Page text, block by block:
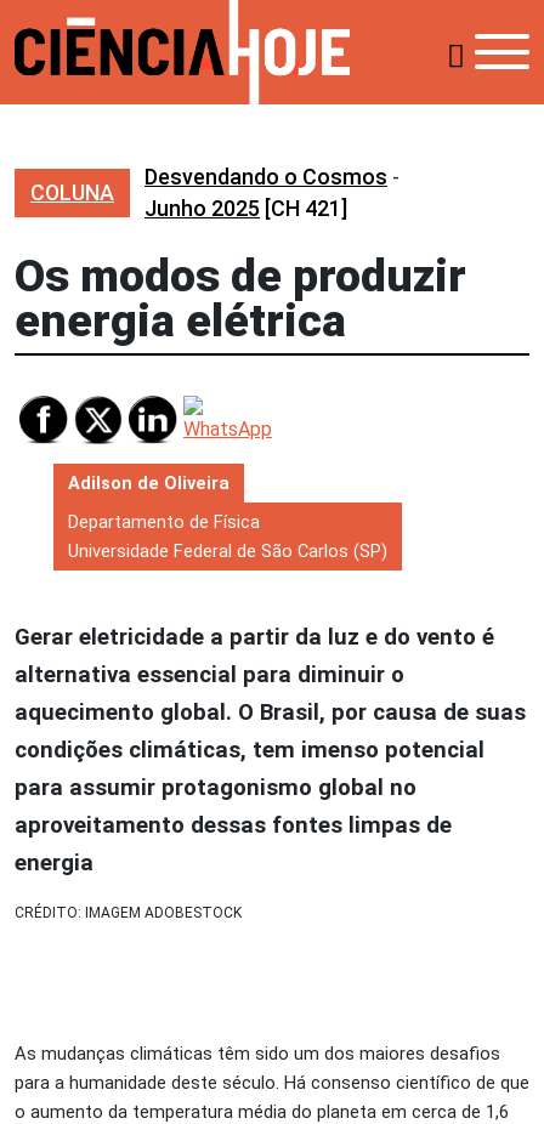
COLUNA
Desvendando o Cosmos -
Junho 2025 [CH 421]
Os modos de produzir
energia elétrica
Adilson de Oliveira
Departamento de Física
Universidade Federal de São Carlos (SP)
Gerar eletricidade a partir da luz e do vento é
alternativa essencial para diminuir o
aquecimento global. O Brasil, por causa de suas
condições climáticas, tem imenso potencial
para assumir protagonismo global no
aproveitamento dessas fontes limpas de
energia
CRÉDITO: IMAGEM ADOBESTOCK
As mudanças climáticas têm sido um dos maiores desafios
para a humanidade deste século. Há consenso científico de que
o aumento da temperatura média do planeta em cerca de 1,6